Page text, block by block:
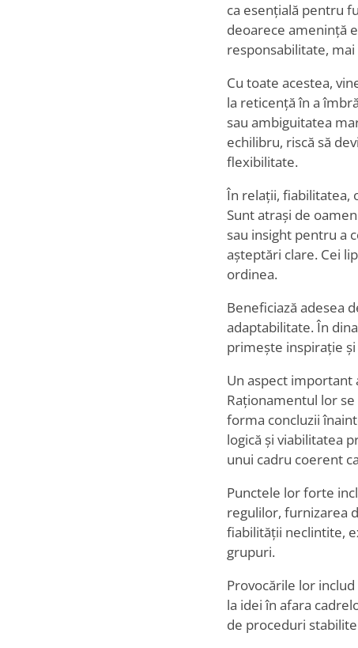
ca esențială pentru
deoarece amenință
responsabilitate,
Cu toate acestea,
la reticență în a
sau ambiguitatea
echilibru, riscă să
flexibilitate.
În relații, fiabilitatea,
Sunt atrași de
sau insight pentru a
așteptări clare. Cei
ordinea.
Beneficiază adesea
adaptabilitate. În
primește inspirație
Un aspect important
Raționamentul lor
forma concluzii
logică și viabilitatea
unui cadru coerent
Punctele lor forte
regulilor, furnizarea
fiabilității neclintite,
grupuri.
Provocările lor
la idei în afara
de proceduri